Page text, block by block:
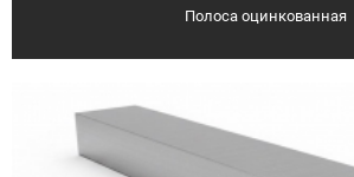
Полоса оцинкованная